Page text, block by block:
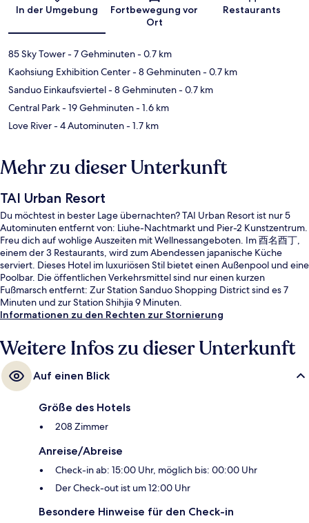
In der Umgebung
Fortbewegung vor
Ort
Restaurants
85 Sky Tower- 7 Gehminuten- 0.7 km
Kaohsiung Exhibition Center- 8 Gehminuten- 0.7 km
Sanduo Einkaufsviertel- 8 Gehminuten- 0.7 km
Central Park- 19 Gehminuten- 1.6 km
Love River- 4 Autominuten- 1.7 km
Mehr zu dieser Unterkunft
TAI Urban Resort
Du möchtest in bester Lage übernachten? TAI Urban Resort ist nur 5
Autominuten entfernt von: Liuhe-Nachtmarkt und Pier-2 Kunstzentrum.
Freu dich auf wohlige Auszeiten mit Wellnessangeboten. Im 酉名酉丁,
einem der 3 Restaurants, wird zum Abendessen japanische Küche
serviert. Dieses Hotel im luxuriösen Stil bietet einen Außenpool und eine
Poolbar. Die öffentlichen Verkehrsmittel sind nur einen kurzen
Fußmarsch entfernt: Zur Station Sanduo Shopping District sind es 7
Minuten und zur Station Shihjia 9 Minuten.
Informationen zu den Rechten zur Stornierung
Weitere Infos zu dieser Unterkunft
Auf einen Blick
Größe des Hotels
208 Zimmer
Anreise/Abreise
Check-in ab: 15:00 Uhr, möglich bis: 00:00 Uhr
Der Check-out ist um 12:00 Uhr
Besondere Hinweise für den Check-in